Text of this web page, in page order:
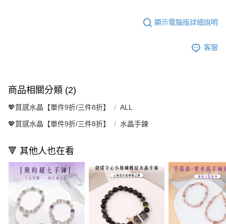
顯示電腦版詳細說明
客服
商品相關分類 (2)
💖質感水晶【單件9折/三件8折】 ALL
💖質感水晶【單件9折/三件8折】 水晶手鍊
🔻 其他人也在看